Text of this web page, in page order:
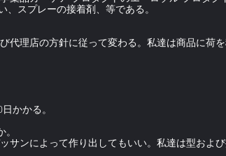
スプレーの接着剤、等である。
代理店の方針に従って変わる。私達は商品に荷
かかる。
サンによって作り出してもいい。私達は型および